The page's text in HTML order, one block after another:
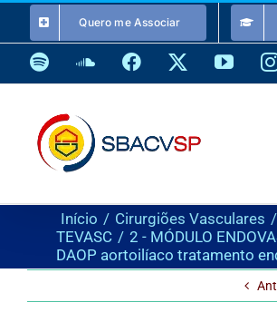
o
conteúdo
Quero me Associar
SpotifySoundCloud
Facebook
Início Cirurgiões Vasculares
TEVASC
2 - MÓDULO
DAOP aortoilíaco tratamento